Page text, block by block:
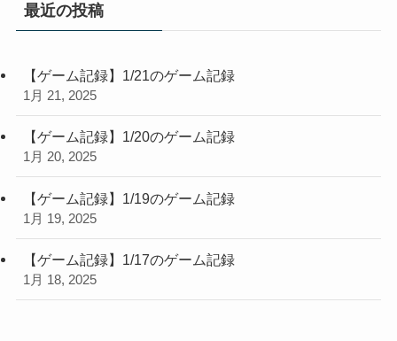
最近の投稿
【ゲーム記録】1/21のゲーム記録
1月 21, 2025
【ゲーム記録】1/20のゲーム記録
1月 20, 2025
【ゲーム記録】1/19のゲーム記録
1月 19, 2025
【ゲーム記録】1/17のゲーム記録
1月 18, 2025